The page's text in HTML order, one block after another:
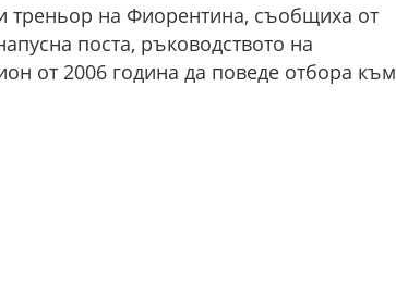
треньор на Фиорентина, съобщиха от
поста, ръководството на
от 2006 година да поведе отбора към